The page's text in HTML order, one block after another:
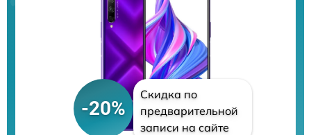
-20%
Скидка по
предварительной
записи на сайте